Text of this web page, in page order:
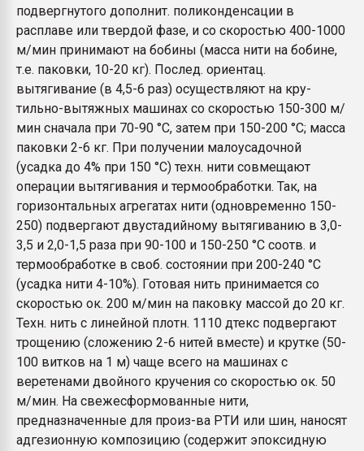
подвергнутого дополнит. поликонденсации в
расплаве или твердой фазе, и со скоростью 400-1000
м/мин принимают на бобины (масса нити на бобине,
т.е. паковки, 10-20 кг). Послед. ориентац.
вытягивание (в 4,5-6 раз) осуществляют на кру-
тильно-вытяжных машинах со скоростью 150-300 м/
мин сначала при 70-90 °С, затем при 150-200 °С; масса
паковки 2-6 кг. При получении малоусадочной
(усадка до 4% при 150 °С) техн. нити совмещают
операции вытягивания и термообработки. Так, на
горизонтальных агрегатах нити (одновременно 150-
250) подвергают двустадийному вытягиванию в 3,0-
3,5 и 2,0-1,5 раза при 90-100 и 150-250 °С соотв. и
термообработке в своб. состоянии при 200-240 °С
(усадка нити 4-10%). Готовая нить принимается со
скоростью ок. 200 м/мин на паковку массой до 20 кг.
Техн. нить с линейной плотн. 1110 дтекс подвергают
трощению (сложению 2-6 нитей вместе) и крутке (50-
100 витков на 1 м) чаще всего на машинах с
веретенами двойного кручения со скоростью ок. 50
м/мин. На свежесформованные нити,
предназначенные для произ-ва РТИ или шин, наносят
адгезионную композицию (содержит эпоксидную